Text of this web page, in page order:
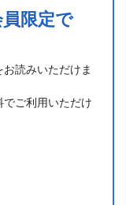
り、7人乗り電気
限定で
読みいただけま
ご利用いただけ